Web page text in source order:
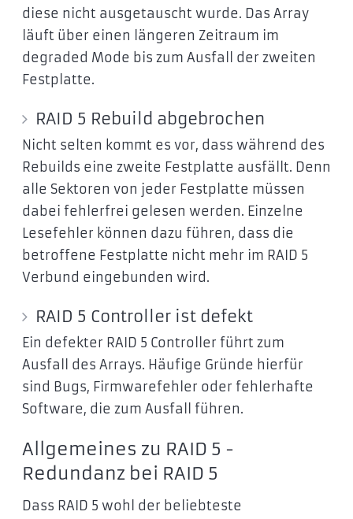
diese nicht ausgetauscht wurde. Das Array
läuft über einen längeren Zeitraum im
degraded Mode bis zum Ausfall der zweiten
Festplatte.
RAID 5 Rebuild abgebrochen
Nicht selten kommt es vor, dass während des
Rebuilds eine zweite Festplatte ausfällt. Denn
alle Sektoren von jeder Festplatte müssen
dabei fehlerfrei gelesen werden. Einzelne
Lesefehler können dazu führen, dass die
betroffene Festplatte nicht mehr im RAID 5
Verbund eingebunden wird.
RAID 5 Controller ist defekt
Ein defekter RAID 5 Controller führt zum
Ausfall des Arrays. Häufige Gründe hierfür
sind Bugs, Firmwarefehler oder fehlerhafte
Software, die zum Ausfall führen.
Allgemeines zu RAID 5 -
Redundanz bei RAID 5
Dass RAID 5 wohl der beliebteste